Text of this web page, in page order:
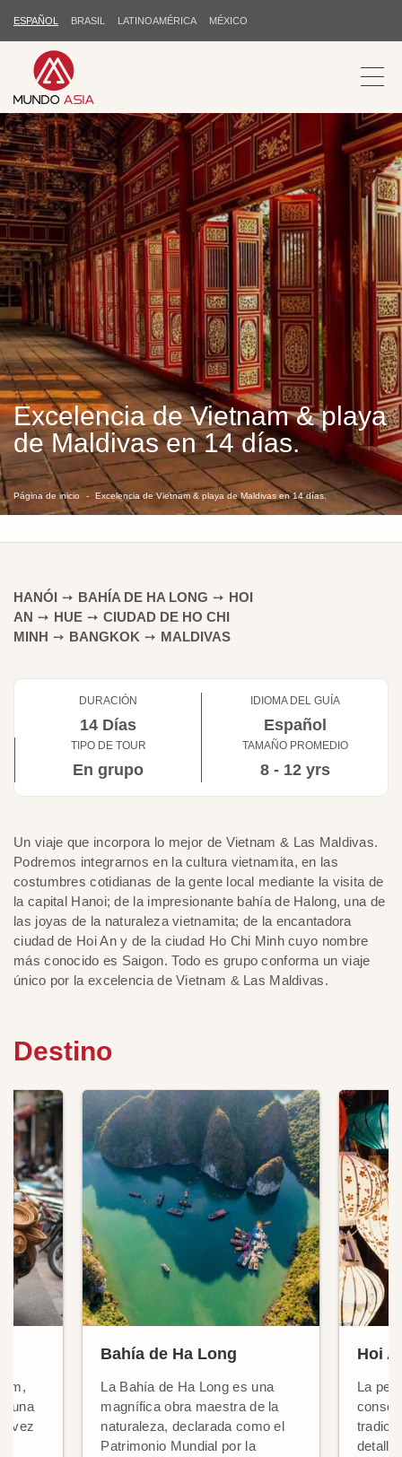
ESPAÑOL BRASIL LATINOAMÉRICA MÉXICO
Excelencia de Vietnam & playa
de Maldivas en 14 días.
Página de inicio Excelencia de Vietnam & playa de Maldivas en 14 días.
HANÓI ➙ BAHÍA DE HA LONG ➙ HOI
AN ➙ HUE ➙ CIUDAD DE HO CHI
MINH ➙ BANGKOK ➙ MALDIVAS
DURACIÓN
14 Días
IDIOMA DEL GUÍA
Español
TIPO DE TOUR
En grupo
TAMAÑO PROMEDIO
8 - 12 yrs
Un viaje que incorpora lo mejor de Vietnam & Las Maldivas.
Podremos integrarnos en la cultura vietnamita, en las
costumbres cotidianas de la gente local mediante la visita de
la capital Hanoi; de la impresionante bahía de Halong, una de
las joyas de la naturaleza vietnamita; de la encantadora
ciudad de Hoi An y de la ciudad Ho Chi Minh cuyo nombre
más conocido es Saigon. Todo es grupo conforma un viaje
único por la excelencia de Vietnam & Las Maldivas.
Destino
una
vez
Bahía de Ha Long
La Bahía de Ha Long es una
magnífica obra maestra de la
naturaleza, declarada como el
Patrimonio Mundial por la
Hoi
La